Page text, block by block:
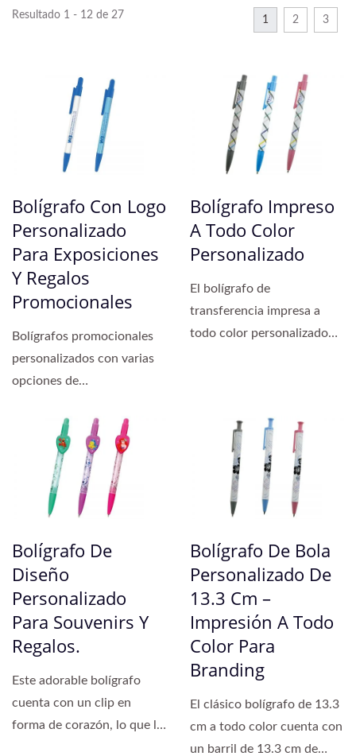
Resultado 1 - 12 de 27 1 2 3
Bolígrafo Con Logo
Personalizado
Para Exposiciones
Y Regalos
Promocionales
Bolígrafos promocionales
personalizados con varias
opciones de
Bolígrafo Impreso
A Todo Color
Personalizado
El bolígrafo de
transferencia impresa a
todo color personalizado
Bolígrafo De
Diseño
Personalizado
Para Souvenirs Y
Regalos.
Este adorable bolígrafo
cuenta con un clip en
forma de corazón, lo que lo
Bolígrafo De Bola
Personalizado De
13.3 Cm –
Impresión A Todo
Color Para
Branding
El clásico bolígrafo de 13.3
cm a todo color cuenta con
un barril de 13.3 cm de